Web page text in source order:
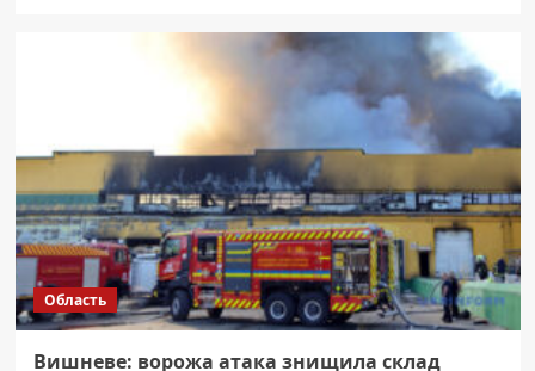
Область
Вишневе: ворожа атака знищила склад